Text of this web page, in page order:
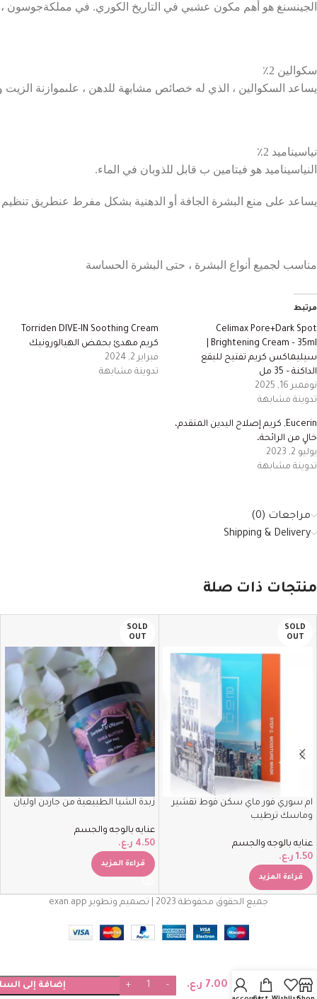
الجينسنغ هو أهم مكون عشبي في التاريخ الكوري. في مملكةجوسون ،
سكوالين 2٪
يساعد السكوالين ، الذي له خصائص مشابهة للدهن ، علىموازنة الزيت
نياسيناميد 2٪
النياسيناميد هو فيتامين ب قابل للذوبان في الماء.
يساعد على منع البشرة الجافة أو الدهنية بشكل مفرط عنطريق تنظيم
مناسب لجميع أنواع البشرة ، حتى البشرة الحساسة
مرتبط
Celimax Pore+Dark Spot
سيليماكس كريم تفتيح للبقع
الداكنة – 35 مل
نوفمبر 16, 2025
تدوينة مشابهة
Torriden DIVE-IN Soothing Cream
كريم مهدئ بحمض الهيالورونيك
فبراير 2, 2024
تدوينة مشابهة
Eucerin, كريم إصلاح اليدين المتقدم،
خالٍ من الرائحة،
يوليو 2, 2023
تدوينة مشابهة
مراجعات (0)
Shipping & Delivery
منتجات ذات صلة
SOLD
OUT
ام سوري فور ماي سكن فوط تقشير
وماسك ترطيب
عنايه بالوجه والجسم
1.50 ر.ع.
قراءة المزيد
SOLD
OUT
زبدة الشيا الطبيعية من جاردن اوليان
عنايه بالوجه والجسم
4.50 ر.ع.
قراءة المزيد
جميع الحقوق محفوظة 2023 | تصميم وتطوير exan.app
Cream
7.00 ر.ع. إضافة إلى